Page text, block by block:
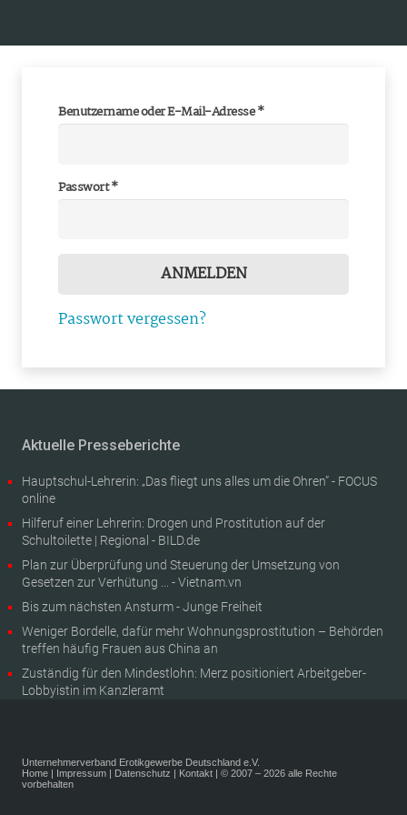
Benutzername oder E-Mail-Adresse*Erforderlich
Passwort*Erforderlich
ANMELDEN
Passwort vergessen?
Aktuelle Presseberichte
Hauptschul-Lehrerin: „Das fliegt uns alles um die Ohren” - FOCUS
online
Hilferuf einer Lehrerin: Drogen und Prostitution auf der
Schultoilette | Regional - BILD.de
Plan zur Überprüfung und Steuerung der Umsetzung von
Gesetzen zur Verhütung ... - Vietnam.vn
Bis zum nächsten Ansturm - Junge Freiheit
Weniger Bordelle, dafür mehr Wohnungsprostitution – Behörden
treffen häufig Frauen aus China an
Zuständig für den Mindestlohn: Merz positioniert Arbeitgeber-
Lobbyistin im Kanzleramt
Unternehmerverband Erotikgewerbe Deutschland e.V.
Home | Impressum | Datenschutz | Kontakt | © 2007 – 2026 alle Rechte
vorbehalten